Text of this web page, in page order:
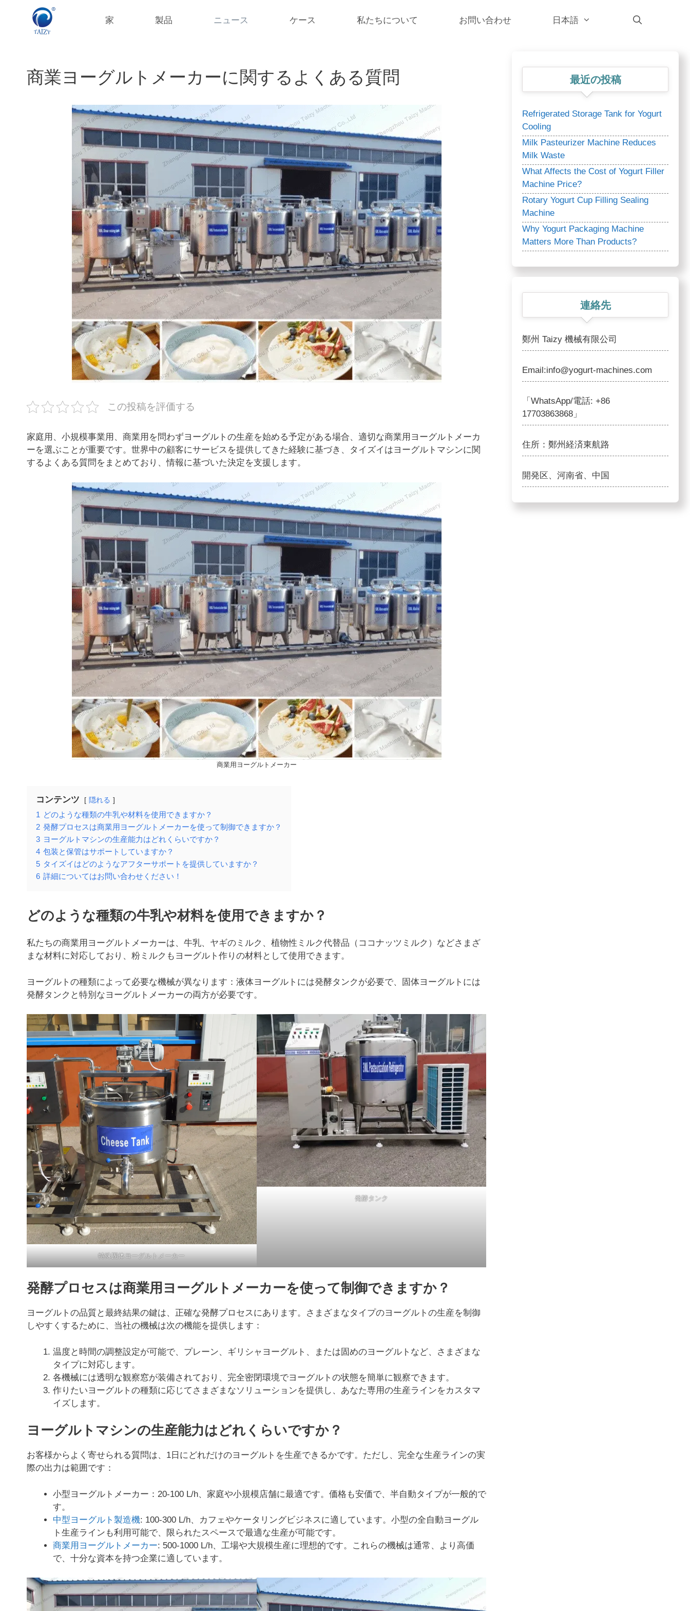
家 製品 ニュース ケース 私たちについて お問い合わせ 日本語
商業ヨーグルトメーカーに関するよくある質問
この投稿を評価する
家庭用、小規模事業用、商業用を問わずヨーグルトの生産を始める予定がある場合、適切な商業用ヨーグルトメーカ
ーを選ぶことが重要です。世界中の顧客にサービスを提供してきた経験に基づき、タイズイはヨーグルトマシンに関
するよくある質問をまとめており、情報に基づいた決定を支援します。
商業用ヨーグルトメーカー
コンテンツ 隠れる
1 どのような種類の牛乳や材料を使用できますか？
2 発酵プロセスは商業用ヨーグルトメーカーを使って制御できますか？
3 ヨーグルトマシンの生産能力はどれくらいですか？
4 包装と保管はサポートしていますか？
5 タイズイはどのようなアフターサポートを提供していますか？
6 詳細についてはお問い合わせください！
どのような種類の牛乳や材料を使用できますか？
私たちの商業用ヨーグルトメーカーは、牛乳、ヤギのミルク、植物性ミルク代替品（ココナッツミルク）などさまざ
まな材料に対応しており、粉ミルクもヨーグルト作りの材料として使用できます。
ヨーグルトの種類によって必要な機械が異なります：液体ヨーグルトには発酵タンクが必要で、固体ヨーグルトには
発酵タンクと特別なヨーグルトメーカーの両方が必要です。
特殊固体ヨーグルトメーカー
発酵タンク
発酵プロセスは商業用ヨーグルトメーカーを使って制御できますか？
ヨーグルトの品質と最終結果の鍵は、正確な発酵プロセスにあります。さまざまなタイプのヨーグルトの生産を制御
しやすくするために、当社の機械は次の機能を提供します：
温度と時間の調整設定が可能で、プレーン、ギリシャヨーグルト、または固めのヨーグルトなど、さまざまな
タイプに対応します。
各機械には透明な観察窓が装備されており、完全密閉環境でヨーグルトの状態を簡単に観察できます。
作りたいヨーグルトの種類に応じてさまざまなソリューションを提供し、あなた専用の生産ラインをカスタマ
イズします。
ヨーグルトマシンの生産能力はどれくらいですか？
お客様からよく寄せられる質問は、1日にどれだけのヨーグルトを生産できるかです。ただし、完全な生産ラインの実
際の出力は範囲です：
小型ヨーグルトメーカー：20-100 L/h、家庭や小規模店舗に最適です。価格も安価で、半自動タイプが一般的で
す。
中型ヨーグルト製造機: 100-300 L/h、カフェやケータリングビジネスに適しています。小型の全自動ヨーグル
ト生産ラインも利用可能で、限られたスペースで最適な生産が可能です。
商業用ヨーグルトメーカー: 500-1000 L/h、工場や大規模生産に理想的です。これらの機械は通常、より高価
で、十分な資本を持つ企業に適しています。
最近の投稿
Refrigerated Storage Tank for Yogurt
Cooling
Milk Pasteurizer Machine Reduces
Milk Waste
What Affects the Cost of Yogurt Filler
Machine Price?
Rotary Yogurt Cup Filling Sealing
Machine
Why Yogurt Packaging Machine
Matters More Than Products?
連絡先
鄭州 Taizy 機械有限公司
Email:info@yogurt-machines.com
「WhatsApp/電話: +86
17703863868」
住所：鄭州経済東航路
開発区、河南省、中国